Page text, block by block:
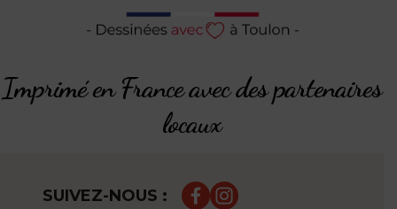
Imprimé en France avec des partenaires
locaux
SUIVEZ-NOUS :